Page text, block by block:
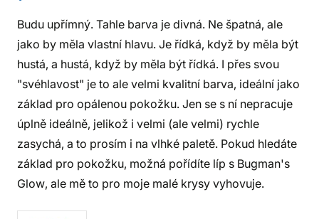
Budu upřímný. Tahle barva je divná. Ne špatná, ale
jako by měla vlastní hlavu. Je řídká, když by měla být
hustá, a hustá, když by měla být řídká. I přes svou
"svéhlavost" je to ale velmi kvalitní barva, ideální jako
základ pro opálenou pokožku. Jen se s ní nepracuje
úplně ideálně, jelikož i velmi (ale velmi) rychle
zasychá, a to prosím i na vlhké paletě. Pokud hledáte
základ pro pokožku, možná pořídíte líp s Bugman's
Glow, ale mě to pro moje malé krysy vyhovuje.